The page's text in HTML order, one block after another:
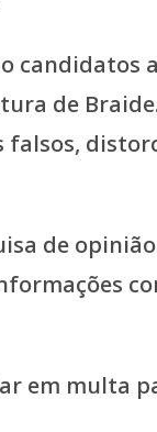
candidatos
de
de
em multa